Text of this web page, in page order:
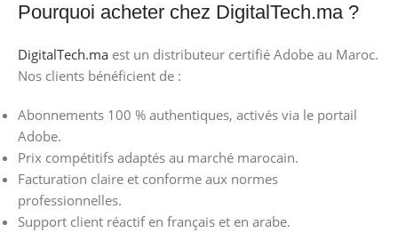
Pourquoi acheter chez DigitalTech.ma ?
DigitalTech.ma est un distributeur certifié Adobe au Maroc.
Nos clients bénéficient de :
Abonnements 100 % authentiques, activés via le portail
Adobe.
Prix compétitifs adaptés au marché marocain.
Facturation claire et conforme aux normes
professionnelles.
Support client réactif en français et en arabe.